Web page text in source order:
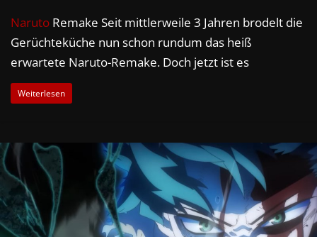
Naruto Remake Seit mittlerweile 3 Jahren brodelt die
Gerüchteküche nun schon rundum das heiß
erwartete Naruto-Remake. Doch jetzt ist es
Weiterlesen